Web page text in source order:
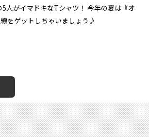
人がイマドキなTシャツ！ 今年の夏は『オ
をゲットしちゃいましょう♪